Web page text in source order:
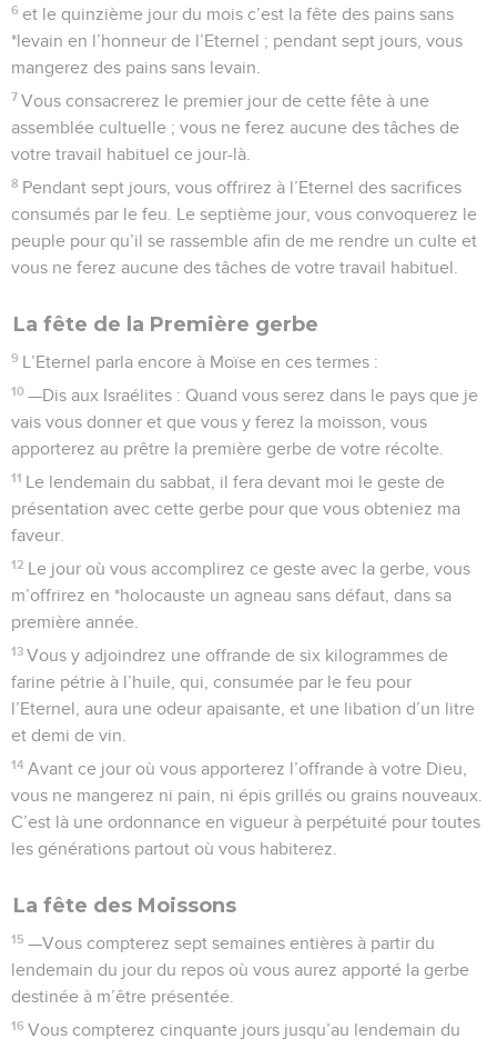
6 et le quinzième jour du mois c’est la fête des pains sans
*levain en l’honneur de l’Eternel ; pendant sept jours, vous
mangerez des pains sans levain.
7 Vous consacrerez le premier jour de cette fête à une
assemblée cultuelle ; vous ne ferez aucune des tâches de
votre travail habituel ce jour-là.
8 Pendant sept jours, vous offrirez à l’Eternel des sacrifices
consumés par le feu. Le septième jour, vous convoquerez le
peuple pour qu’il se rassemble afin de me rendre un culte et
vous ne ferez aucune des tâches de votre travail habituel.
La fête de la Première gerbe
9 L’Eternel parla encore à Moïse en ces termes :
10 —Dis aux Israélites : Quand vous serez dans le pays que je
vais vous donner et que vous y ferez la moisson, vous
apporterez au prêtre la première gerbe de votre récolte.
11 Le lendemain du sabbat, il fera devant moi le geste de
présentation avec cette gerbe pour que vous obteniez ma
faveur.
12 Le jour où vous accomplirez ce geste avec la gerbe, vous
m’offrirez en *holocauste un agneau sans défaut, dans sa
première année.
13 Vous y adjoindrez une offrande de six kilogrammes de
farine pétrie à l’huile, qui, consumée par le feu pour
l’Eternel, aura une odeur apaisante, et une libation d’un litre
et demi de vin.
14 Avant ce jour où vous apporterez l’offrande à votre Dieu,
vous ne mangerez ni pain, ni épis grillés ou grains nouveaux.
C’est là une ordonnance en vigueur à perpétuité pour toutes
les générations partout où vous habiterez.
La fête des Moissons
15 —Vous compterez sept semaines entières à partir du
lendemain du jour du repos où vous aurez apporté la gerbe
destinée à m’être présentée.
16 Vous compterez cinquante jours jusqu’au lendemain du